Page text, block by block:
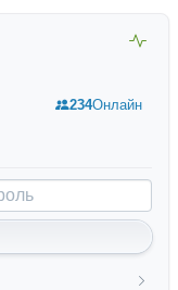
234Онлайн